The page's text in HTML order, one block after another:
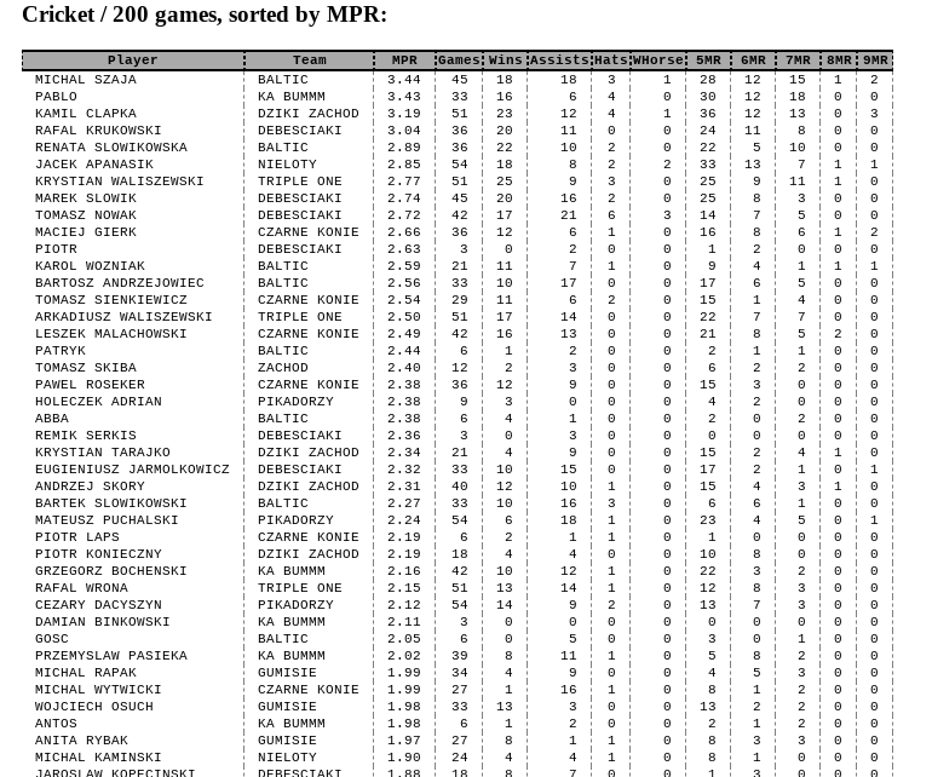
Cricket / 200 games, sorted by MPR:
Player Team MPR Games Wins Assists Hats WHorse 5MR 6MR 7MR 8MR
9MR
MICHAL SZAJA
BALTIC 3.44 45 18 18 3 1 28 12 15 1
2
PABLO
KA BUMMM 3.43 33 16 6 4 0 30 12 18 0
0
KAMIL CLAPKA
DZIKI ZACHOD 3.19 51 23 12 4 1 36 12 13 0
3
RAFAL KRUKOWSKI
DEBESCIAKI 3.04 36 20 11 0 0 24 11 8 0
0
RENATA SLOWIKOWSKA
BALTIC 2.89 36 22 10 2 0 22 5 10 0
0
JACEK APANASIK
NIELOTY 2.85 54 18 8 2 2 33 13 7 1
1
KRYSTIAN WALISZEWSKI
TRIPLE ONE 2.77 51 25 9 3 0 25 9 11 1
0
MAREK SLOWIK
DEBESCIAKI 2.74 45 20 16 2 0 25 8 3 0
0
TOMASZ NOWAK
DEBESCIAKI 2.72 42 17 21 6 3 14 7 5 0
0
MACIEJ GIERK
CZARNE KONIE 2.66 36 12 6 1 0 16 8 6 1
2
PIOTR
DEBESCIAKI 2.63 3 0 2 0 0 1 2 0 0
0
KAROL WOZNIAK
BALTIC 2.59 21 11 7 1 0 9 4 1 1
1
BARTOSZ ANDRZEJOWIEC
BALTIC 2.56 33 10 17 0 0 17 6 5 0
0
TOMASZ SIENKIEWICZ
CZARNE KONIE 2.54 29 11 6 2 0 15 1 4 0
0
ARKADIUSZ WALISZEWSKI
TRIPLE ONE 2.50 51 17 14 0 0 22 7 7 0
0
LESZEK MALACHOWSKI
CZARNE KONIE 2.49 42 16 13 0 0 21 8 5 2
0
PATRYK
BALTIC 2.44 6 1 2 0 0 2 1 1 0
0
TOMASZ SKIBA
ZACHOD 2.40 12 2 3 0 0 6 2 2 0
0
PAWEL ROSEKER
CZARNE KONIE 2.38 36 12 9 0 0 15 3 0 0
0
HOLECZEK ADRIAN
PIKADORZY 2.38 9 3 0 0 0 4 2 0 0
0
ABBA
BALTIC 2.38 6 4 1 0 0 2 0 2 0
0
REMIK SERKIS
DEBESCIAKI 2.36 3 0 3 0 0 0 0 0 0
0
KRYSTIAN TARAJKO
DZIKI ZACHOD 2.34 21 4 9 0 0 15 2 4 1
0
EUGIENIUSZ JARMOLKOWICZ
DEBESCIAKI 2.32 33 10 15 0 0 17 2 1 0
1
ANDRZEJ SKORY
DZIKI ZACHOD 2.31 40 12 10 1 0 15 4 3 1
0
BARTEK SLOWIKOWSKI
BALTIC 2.27 33 10 16 3 0 6 6 1 0
0
MATEUSZ PUCHALSKI
PIKADORZY 2.24 54 6 18 1 0 23 4 5 0
1
PIOTR LAPS
CZARNE KONIE 2.19 6 2 1 1 0 1 0 0 0
0
PIOTR KONIECZNY
DZIKI ZACHOD 2.19 18 4 4 0 0 10 8 0 0
0
GRZEGORZ BOCHENSKI
KA BUMMM 2.16 42 10 12 1 0 22 3 2 0
0
RAFAL WRONA
TRIPLE ONE 2.15 51 13 14 1 0 12 8 3 0
0
CEZARY DACYSZYN
PIKADORZY 2.12 54 14 9 2 0 13 7 3 0
0
DAMIAN BINKOWSKI
KA BUMMM 2.11 3 0 0 0 0 0 0 0 0
0
GOSC
BALTIC 2.05 6 0 5 0 0 3 0 1 0
0
PRZEMYSLAW PASIEKA
KA BUMMM 2.02 39 8 11 1 0 5 8 2 0
0
MICHAL RAPAK
GUMISIE 1.99 34 4 9 0 0 4 5 3 0
0
MICHAL WYTWICKI
CZARNE KONIE 1.99 27 1 16 1 0 8 1 2 0
0
WOJCIECH OSUCH
GUMISIE 1.98 33 13 3 0 0 13 2 2 0
0
ANTOS
KA BUMMM 1.98 6 1 2 0 0 2 1 2 0
0
ANITA RYBAK
GUMISIE 1.97 27 8 1 1 0 8 3 3 0
0
MICHAL KAMINSKI
NIELOTY 1.90 24 4 4 1 0 8 1 0 0
0